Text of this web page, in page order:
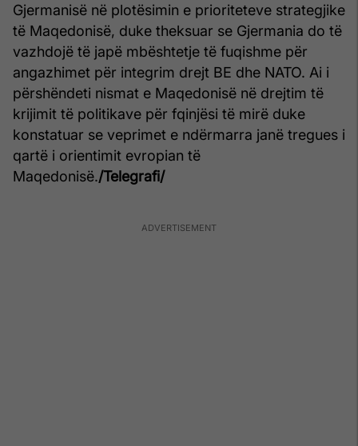
Gjermanisë në plotësimin e prioriteteve strategjike
të Maqedonisë, duke theksuar se Gjermania do të
vazhdojë të japë mbështetje të fuqishme për
angazhimet për integrim drejt BE dhe NATO. Ai i
përshëndeti nismat e Maqedonisë në drejtim të
krijimit të politikave për fqinjësi të mirë duke
konstatuar se veprimet e ndërmarra janë tregues i
qartë i orientimit evropian të
Maqedonisë./Telegrafi/